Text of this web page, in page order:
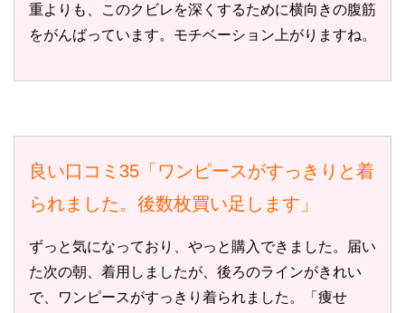
重よりも、このクビレを深くするために横向きの腹筋
をがんばっています。モチベーション上がりますね。
良い口コミ35「ワンピースがすっきりと着
られました。後数枚買い足します」
ずっと気になっており、やっと購入できました。届い
た次の朝、着用しましたが、後ろのラインがきれい
で、ワンピースがすっきり着られました。「痩せ